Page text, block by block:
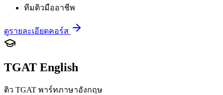
ทีมติวมืออาชีพ
ดูรายละเอียดคอร์ส
TGAT English
ติว TGAT พาร์ทภาษาอังกฤษ